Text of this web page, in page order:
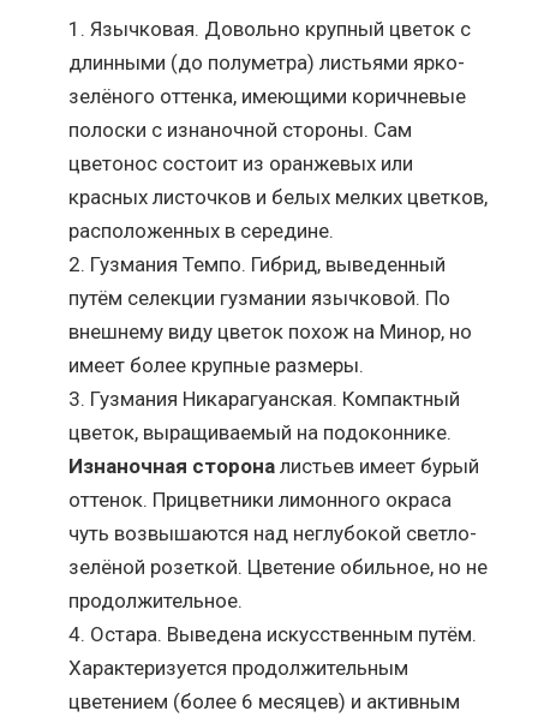
Язычковая. Довольно крупный цветок с
длинными (до полуметра) листьями ярко-
зелёного оттенка, имеющими коричневые
полоски с изнаночной стороны. Сам
цветонос состоит из оранжевых или
красных листочков и белых мелких цветков,
расположенных в середине.
Гузмания Темпо. Гибрид, выведенный
путём селекции гузмании язычковой. По
внешнему виду цветок похож на Минор, но
имеет более крупные размеры.
Гузмания Никарагуанская. Компактный
цветок, выращиваемый на подоконнике.
Изнаночная сторона листьев имеет бурый
оттенок. Прицветники лимонного окраса
чуть возвышаются над неглубокой светло-
зелёной розеткой. Цветение обильное, но не
продолжительное.
Остара. Выведена искусственным путём.
Характеризуется продолжительным
цветением (более 6 месяцев) и активным